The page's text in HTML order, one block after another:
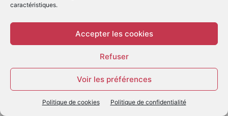
caractéristiques.
Accepter les cookies
Refuser
Voir les préférences
Politique de cookies Politique de confidentialité